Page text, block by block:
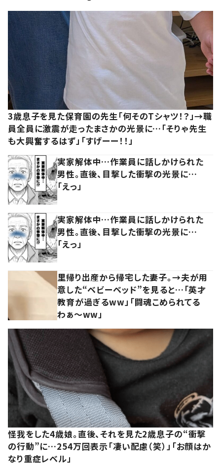
3歳息子を見た保育園の先生「何そのTシャツ！？」→職
員全員に激震が走ったまさかの光景に…「そりゃ先生
も大興奮するはず」「すげーー！！」
実家解体中…作業員に話しかけられた
男性。直後、目撃した衝撃の光景に…
「えっ」
実家解体中…作業員に話しかけられた
男性。直後、目撃した衝撃の光景に…
「えっ」
里帰り出産から帰宅した妻子。→夫が用
意した“ベビーベッド”を見ると…「英才
教育が過ぎるww」「闘魂こめられてる
わぁ～ww」
怪我をした4歳娘。直後、それを見た2歳息子の“衝撃
の行動”に…254万回表示「凄い配慮（笑）」「お顔はか
なり重症レベル」